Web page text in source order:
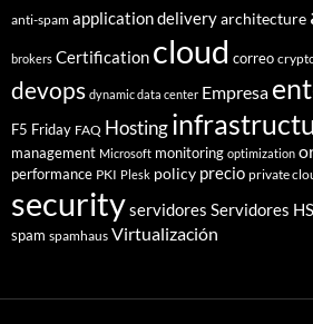
anti-spam application deliveryarchitecture
brokers Certification cloud correo
devops dynamic data center Empresa
F5 Friday FAQ Hosting
management Microsoft monitoring optimization
performance PKI Plesk policy precio private
securityservidores Servidores
spam spamhaus Virtualización